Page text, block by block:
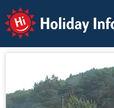
Holiday Info